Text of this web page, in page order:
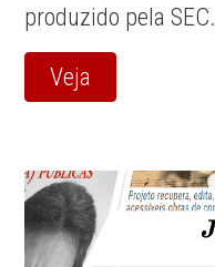
produzido pela SEC.
Veja